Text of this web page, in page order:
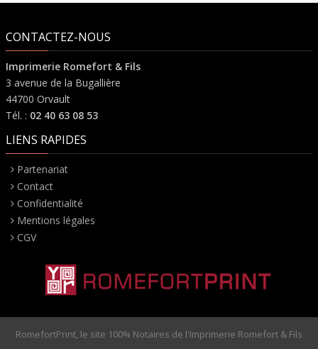
CONTACTEZ-NOUS
Imprimerie Romefort & Fils
3 avenue de la Bugallière
44700 Orvault
Tél. : 02 40 63 08 53
LIENS RAPIDES
Partenariat
Contact
Confidentialité
Mentions légales
CGV
RomefortPrint, le site 100% Notaires de l'Imprimerie Romefort & Fils